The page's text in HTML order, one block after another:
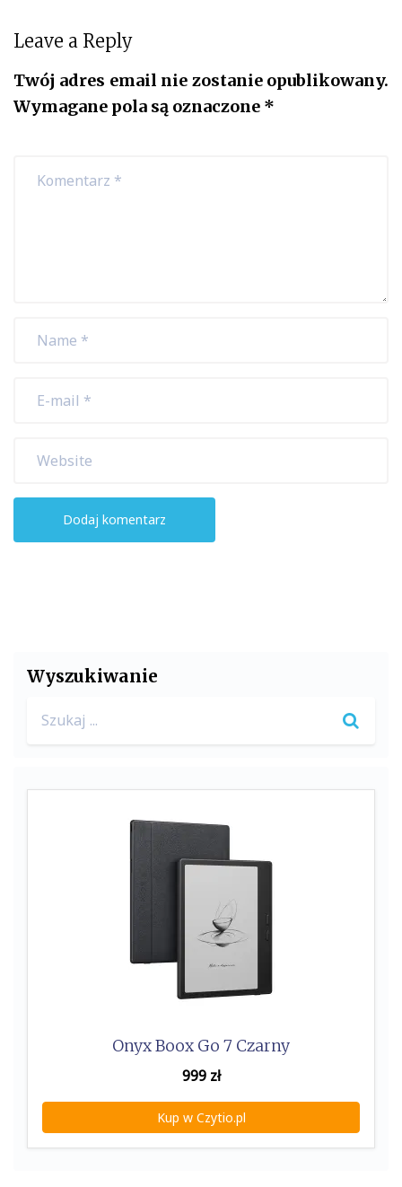
Leave a Reply
Twój adres email nie zostanie opublikowany.
Wymagane pola są oznaczone *
Wyszukiwanie
for:
Onyx Boox Go 7 Czarny
999zł
Kup w Czytio.pl